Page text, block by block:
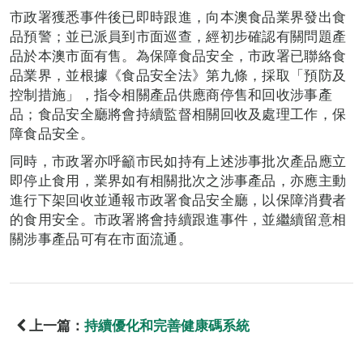
市政署獲悉事件後已即時跟進，向本澳食品業界發出食
品預警；並已派員到市面巡查，經初步確認有關問題產
品於本澳市面有售。為保障食品安全，市政署已聯絡食
品業界，並根據《食品安全法》第九條，採取「預防及
控制措施」，指令相關產品供應商停售和回收涉事產
品；食品安全廳將會持續監督相關回收及處理工作，保
障食品安全。
同時，市政署亦呼籲市民如持有上述涉事批次產品應立
即停止食用，業界如有相關批次之涉事產品，亦應主動
進行下架回收並通報市政署食品安全廳，以保障消費者
的食用安全。市政署將會持續跟進事件，並繼續留意相
關涉事產品可有在市面流通。
上一篇： 持續優化和完善健康碼系統